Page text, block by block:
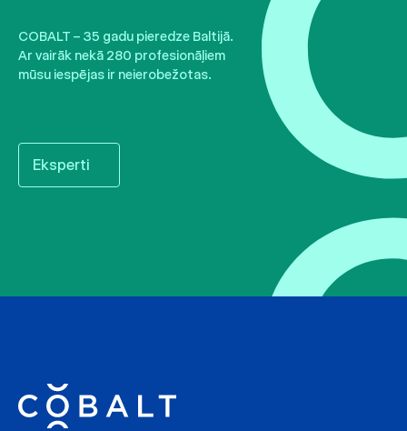
COBALT – 35 gadu pieredze Baltijā.
Ar vairāk nekā 280 profesionāļiem
mūsu iespējas ir neierobežotas.
Eksperti